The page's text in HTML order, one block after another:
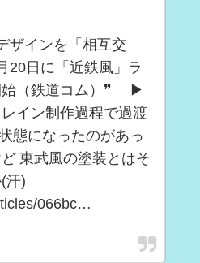
ザインを「相互交
20日に「近鉄風」ラ
始（鉄道コム）❞ ▶
イン制作過程で過渡
態になったのがあっ
東武風の塗装とはそ
(汗)
066bc…